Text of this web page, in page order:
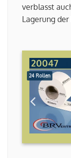
verblasst
Lagerung der
24 Rollen